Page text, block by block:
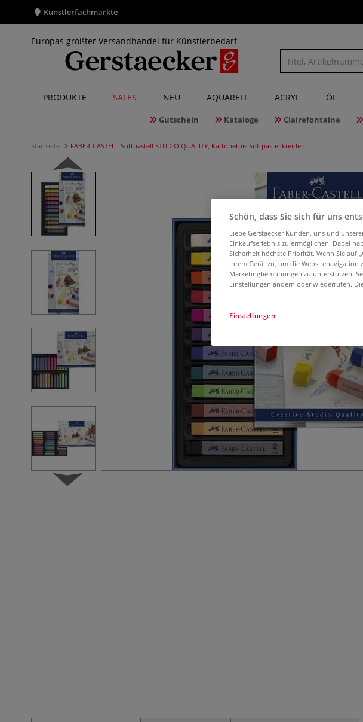
Künstlerfachmärkte
Europas größter Versandhandel für Künstlerbedarf
PRODUKTE SALES NEU AQUARELL ACRYL ÖL
Gutschein Kataloge Clairefontaine
Startseite FABER-CASTELL Softpastell STUDIO QUALITY, Kartonetuis Softpastellkreiden
Schön, dass Sie sich für uns
Liebe Gerstaecker Kunden, uns und
Einkaufserlebnis zu ermöglichen. Dabei
Sicherheit höchste Priorität. Wenn Sie auf
Ihrem Gerät zu, um die
Marketingbemühungen zu unterstützen.
Einstellungen ändern oder wiederrufen.
Einstellungen